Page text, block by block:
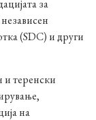
за
(SDC) и други
и теренски
на